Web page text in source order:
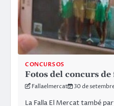
CONCURSOS
Fotos del concurs
Fallaelmercat 30 de
La Falla El Mercat també